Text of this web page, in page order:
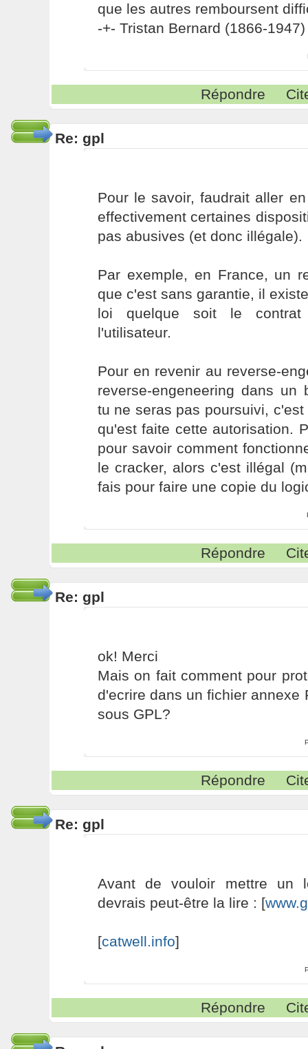
que les autres remboursent
-+- Tristan Bernard (1866-1947)
Répondre
Re: gpl
Pour le savoir, faudrait aller
effectivement certaines
pas abusives (et donc illégale).
Par exemple, en France, un
que c'est sans garantie, il
loi quelque soit le
l'utilisateur.
Pour en revenir au reverse-
reverse-engeneering dans un
tu ne seras pas poursuivi,
qu'est faite cette autorisation.
pour savoir comment
le cracker, alors c'est illégal
fais pour faire une copie du
Répondre
Re: gpl
ok! Merci
Mais on fait comment pour
d'ecrire dans un fichier annexe
sous GPL?
Répondre
Re: gpl
Avant de vouloir mettre un
devrais peut-être la lire : [
[catwell.info]
Répondre